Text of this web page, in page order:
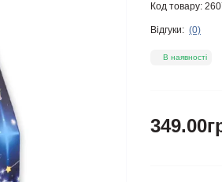
Код товару:
Відгуки: (0)
В наявності